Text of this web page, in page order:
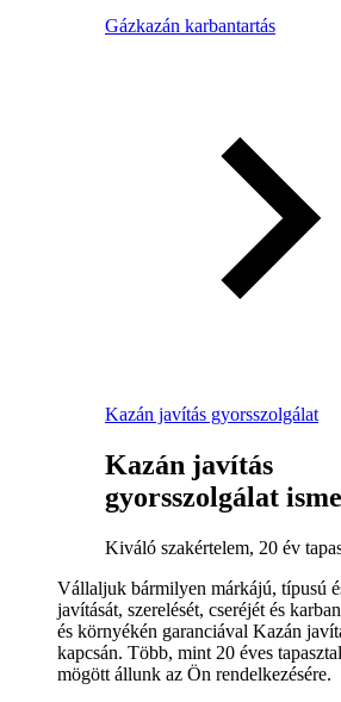
Gázkazán karbantartás
Kazán javítás gyorsszolgálat
Kazán javítás
gyorsszolgálat
Kiváló szakértelem, 20 év
Vállaljuk bármilyen márkájú, típusú
javítását, szerelését, cseréjét és
és környékén garanciával Kazán
kapcsán. Több, mint 20 éves
mögött állunk az Ön rendelkezésére.